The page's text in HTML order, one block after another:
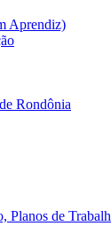
Aprendiz)
Rondônia
Planos de